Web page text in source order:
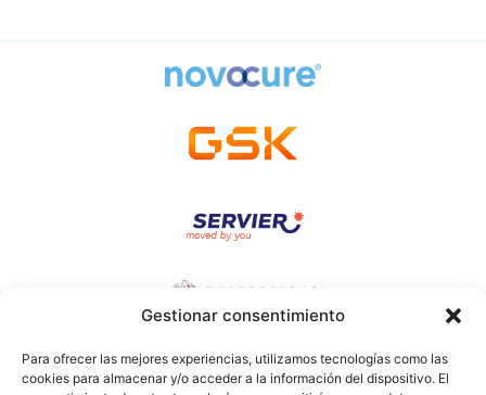
Gestionar consentimiento
Para ofrecer las mejores experiencias, utilizamos tecnologías como las
cookies para almacenar y/o acceder a la información del dispositivo. El